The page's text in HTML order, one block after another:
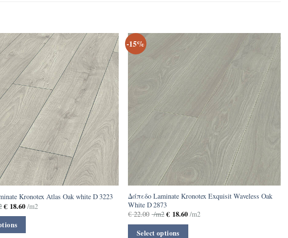
Kronotex Atlas Oak white D 3223
€ 18.60 /m2
-15%
Δάπεδο Laminate Kronotex Exquisit Waveless Oak
White D 2873
€22.00 /m2 €18.60/m2
Select options